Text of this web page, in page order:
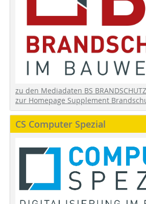
zu den Mediadaten BS BRANDSCHUTZ
zur Homepage Supplement
CS Computer Spezial